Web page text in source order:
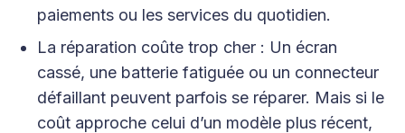
paiements ou les services du quotidien.
La réparation coûte trop cher : Un écran
cassé, une batterie fatiguée ou un connecteur
défaillant peuvent parfois se réparer. Mais si le
coût approche celui d’un modèle plus récent,